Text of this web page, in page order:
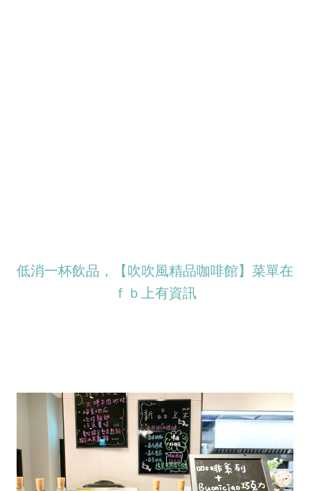
低消一杯飲品，【吹吹風精品咖啡館】菜單在
ｆｂ上有資訊